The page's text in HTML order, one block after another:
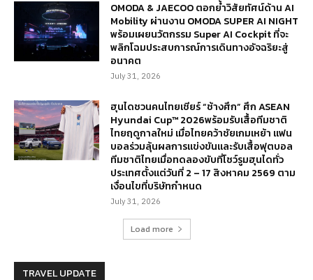
OMODA & JAECOO ตอกย้ำวิสัยทัศน์ด้าน AI
Mobility ผ่านงาน OMODA SUPER AI NIGHT
พร้อมเผยนวัตกรรม Super AI Cockpit ที่จะ
พลิกโฉมประสบการณ์การเดินทางอัจฉริยะสู่
อนาคต
July 31, 2026
ฮุนไดชวนคนไทยเชียร์ “ช้างศึก” ศึก ASEAN
Hyundai Cup™ 2026พร้อมรับเสื้อทีมชาติ
ไทยฤดูกาลใหม่ เมื่อไทยคว้าชัยเกมเหย้า แฟน
บอลร่วมลุ้นผลการแข่งขันและรับเสื้อฟุตบอล
ทีมชาติไทยเมื่อทดลองขับที่โชว์รูมฮุนไดทั่ว
ประเทศตั้งแต่วันที่ 2 – 17 สิงหาคม 2569 ตาม
เงื่อนไขที่บริษัทกำหนด
July 31, 2026
Load more
TRAVEL UPDATE